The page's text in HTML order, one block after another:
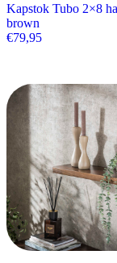
Kapstok Tubo 2×8
brown
€79,95